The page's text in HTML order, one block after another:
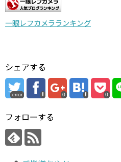
一眼レフカメラランキング
シェアする
error 0 0
フォローする